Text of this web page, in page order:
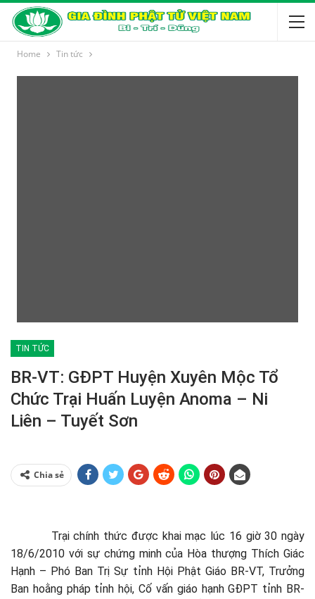
Home Tin tức
TIN TỨC
BR-VT: GĐPT Huyện Xuyên Mộc Tổ
Chức Trại Huấn Luyện Anoma – Ni
Liên – Tuyết Sơn
Chia sẻ
Trại chính thức được khai mạc lúc 16 giờ 30 ngày
18/6/2010 với sự chứng minh của Hòa thượng Thích Giác
Hạnh – Phó Ban Trị Sự tỉnh Hội Phật Giáo BR-VT, Trưởng
Ban hoằng pháp tỉnh hội, Cố vấn giáo hạnh GĐPT tỉnh BR-